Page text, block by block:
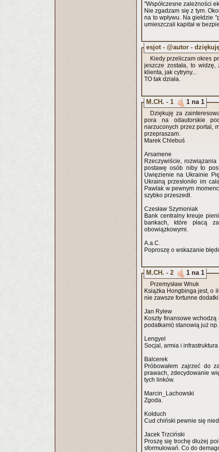
"Współczesne zależności
Nie zgadzam się z tym.
na to wpływu. Na giełdzie
umieszczali kapitał w
esjot - @autor -
Kiedy przeliczam okres
jeszcze została, to
klienta, jak cytryny...
TO tak działa.
M.CH. - 1 1 na 1
Dziękuję za
pora na odautorskie
narzuconych przez portal,
przepraszam.
Marek Chlebuś
Arsamene
Rzeczywiście,
postawę osób niby to
Uwięzienie na Ukrainie
Ukrainą przesłoniło im
Pawlak w pewnym
szybko przeszedł.
Czesław Szymoniak
Bank centralny kreuje
bankach, które płacą
obowiązkowymi.
A.a.C.
Poproszę o wskazanie
M.CH. - 2 1 na 1
Przemysław Wnuk
Książka Hongbinga jest, o
nie zawsze fortunne
Jan Rylew
Koszty finansowe
podatkami) stanowią już
Lengyel
Socjal, armia i
Balcerek
Próbowałem zajrzeć do
prawach, zdecydowanie
tych linków.
Marcin_Lachowski
Zgoda.
Kołduch
Cud chiński pewnie się
Jacek Trzciński
Proszę się trochę dłużej
sformułowań. Co do